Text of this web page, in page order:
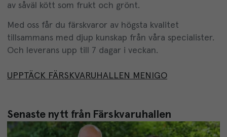
av såväl kött som frukt och grönt.
Med oss får du färskvaror av högsta kvalitet
tillsammans med djup kunskap från våra specialister.
Och leverans upp till 7 dagar i veckan.
UPPTÄCK FÄRSKVARUHALLEN MENIGO
Senaste nytt från Färskvaruhallen